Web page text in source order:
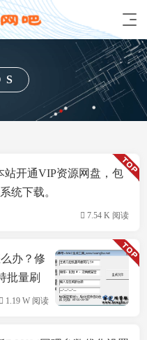
站开通VIP资源网盘，包
统下载。
7.54 K 阅读
办？修
批量刷
1.19 W 阅读